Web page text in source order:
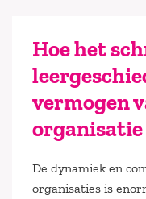
Hoe het
vermogen
organisatie
De dynamiek en
organisaties is